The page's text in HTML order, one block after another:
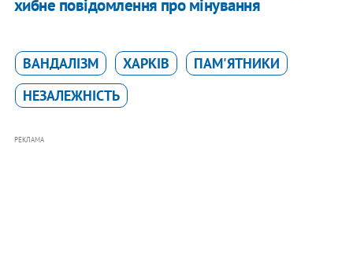
хибне повідомлення про мінування
ВАНДАЛІЗМ ХАРКІВ
ПАМ'ЯТНИКИ
НЕЗАЛЕЖНІСТЬ
РЕКЛАМА